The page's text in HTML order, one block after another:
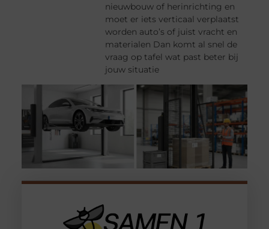
nieuwbouw of herinrichting en
moet er iets verticaal verplaatst
worden auto’s of juist vracht en
materialen Dan komt al snel de
vraag op tafel wat past beter bij
jouw situatie